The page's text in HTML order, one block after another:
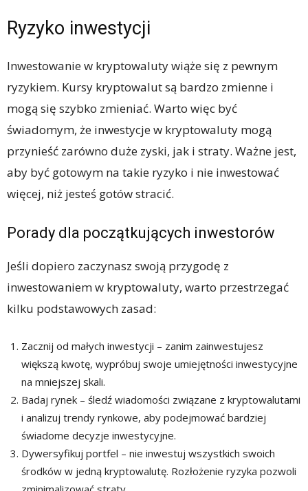
Ryzyko inwestycji
Inwestowanie w kryptowaluty wiąże się z pewnym
ryzykiem. Kursy kryptowalut są bardzo zmienne i
mogą się szybko zmieniać. Warto więc być
świadomym, że inwestycje w kryptowaluty mogą
przynieść zarówno duże zyski, jak i straty. Ważne jest,
aby być gotowym na takie ryzyko i nie inwestować
więcej, niż jesteś gotów stracić.
Porady dla początkujących inwestorów
Jeśli dopiero zaczynasz swoją przygodę z
inwestowaniem w kryptowaluty, warto przestrzegać
kilku podstawowych zasad:
Zacznij od małych inwestycji – zanim zainwestujesz
większą kwotę, wypróbuj swoje umiejętności inwestycyjne
na mniejszej skali.
Badaj rynek – śledź wiadomości związane z kryptowalutami
i analizuj trendy rynkowe, aby podejmować bardziej
świadome decyzje inwestycyjne.
Dywersyfikuj portfel – nie inwestuj wszystkich swoich
środków w jedną kryptowalutę. Rozłożenie ryzyka pozwoli